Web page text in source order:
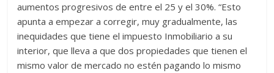
aumentos progresivos de entre el 25 y el 30%. “Esto
apunta a empezar a corregir, muy gradualmente, las
inequidades que tiene el impuesto Inmobiliario a su
interior, que lleva a que dos propiedades que tienen el
mismo valor de mercado no estén pagando lo mismo